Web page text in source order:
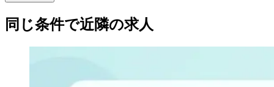
同じ条件で近隣の求人